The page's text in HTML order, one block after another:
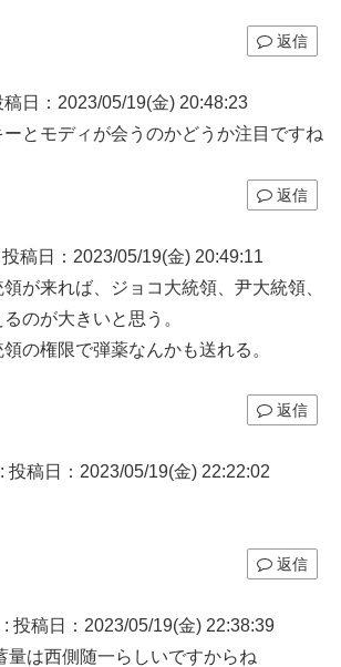
返信
稿日：2023/05/19(金) 20:48:23
ーとモディが会うのかどうか注目ですね
返信
投稿日：2023/05/19(金) 20:49:11
が来れば、ジョコ大統領、尹大統領、
のが大きいと思う。
の権限で弾薬なんかも送れる。
返信
投稿日：2023/05/19(金) 22:22:02
返信
: 投稿日：2023/05/19(金) 22:38:39
量は西側随一らしいですからね